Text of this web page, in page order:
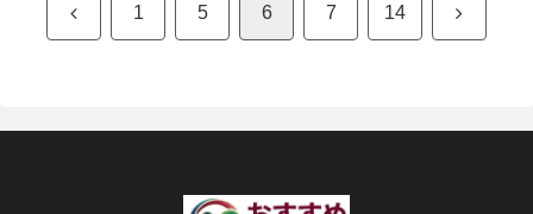
前 1 5 6 7 14 次